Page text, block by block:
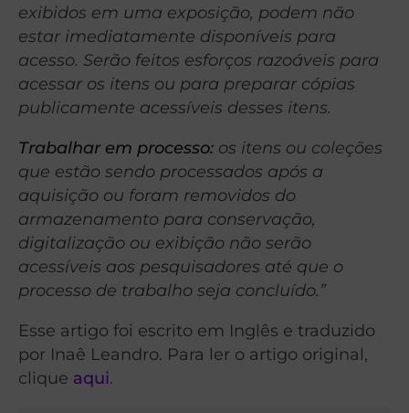
exibidos em uma exposição, podem não
estar imediatamente disponíveis para
acesso. Serão feitos esforços razoáveis ​​para
acessar os itens ou para preparar cópias
publicamente acessíveis desses itens.
Trabalhar em processo: os itens ou coleções
que estão sendo processados ​​após a
aquisição ou foram removidos do
armazenamento para conservação,
digitalização ou exibição não serão
acessíveis aos pesquisadores até que o
processo de trabalho seja concluído.”
Esse artigo foi escrito em Inglês e traduzido
por Inaê Leandro. Para ler o artigo original,
clique aqui.